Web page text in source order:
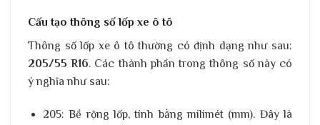
Cấu tạo thông số lốp xe ô tô
Thông số lốp xe ô tô thường có định dạng như sau:
205/55 R16. Các thành phần trong thông số này có
ý nghĩa như sau:
205: Bề rộng lốp, tính bằng milimét (mm). Đây là